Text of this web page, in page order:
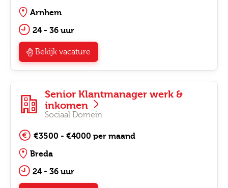
Arnhem
24 - 36 uur
Bekijk vacature
Senior Klantmanager werk &
inkomen
Sociaal Domein
€3500 - €4000 per maand
Breda
24 - 36 uur